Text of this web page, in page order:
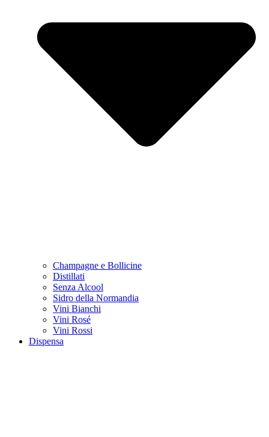
Champagne e Bollicine
Distillati
Senza Alcool
Sidro della Normandia
Vini Bianchi
Vini Rosé
Vini Rossi
Dispensa